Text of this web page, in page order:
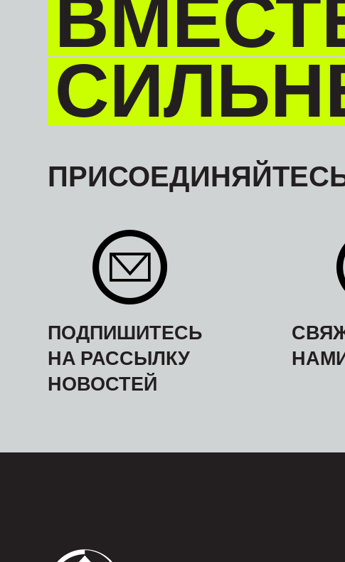
ПОДПИШИТЕСЬ
НА РАССЫЛКУ
НОВОСТЕЙ